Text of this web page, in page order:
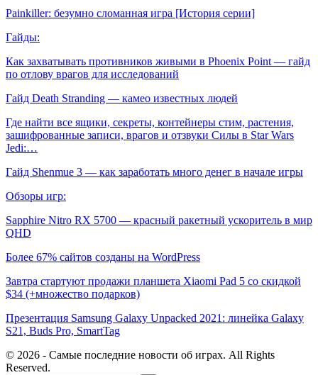
Painkiller: безумно сломанная игра [История серии]
Гайды:
Как захватывать противников живыми в Phoenix Point — гайд
по отлову врагов для исследований
Гайд Death Stranding — камео известных людей
Где найти все ящики, секреты, контейнеры стим, растения,
зашифрованные записи, врагов и отзвуки Силы в Star Wars
Jedi:…
Гайд Shenmue 3 — как заработать много денег в начале игры
Обзоры игр:
Sapphire Nitro RX 5700 — красный ракетный ускоритель в мир
QHD
Более 67% сайтов созданы на WordPress
Завтра стартуют продажи планшета Xiaomi Pad 5 со скидкой
$34 (+множество подарков)
Презентация Samsung Galaxy Unpacked 2021: линейка Galaxy
S21, Buds Pro, SmartTag
© 2026 - Самые последние новости об играх. All Rights
Reserved.